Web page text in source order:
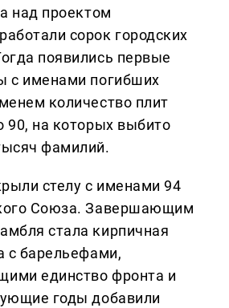
над проектом
сорок городских
появились первые
с именами погибших
количество плит
90, на которых выбито
фамилий.
стелу с именами 94
Союза. Завершающим
стала кирпичная
с барельефами,
единство фронта и
годы добавили